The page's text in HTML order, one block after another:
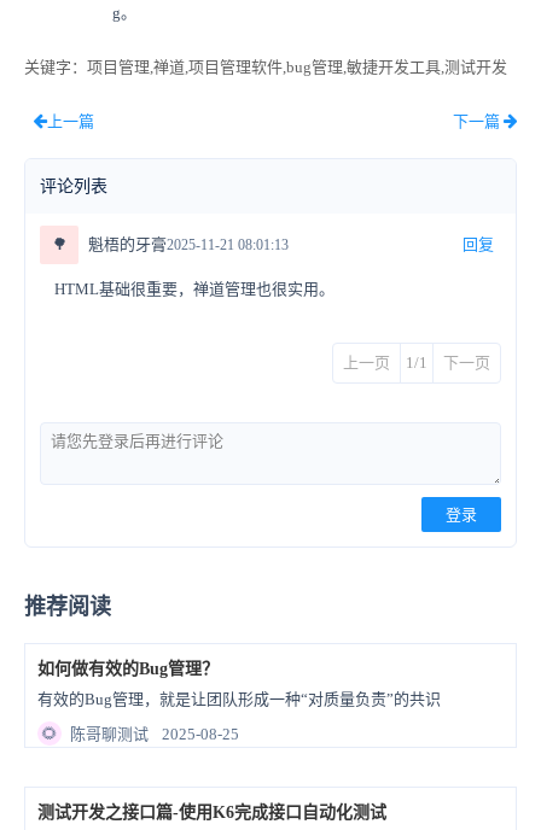
g。
关键字 ：项目管理,禅道,项目管理软件,bug管理,敏捷开发工具,测试开发
上一篇 下一篇
评论列表
🌳 魁梧的牙膏2025-11-21 08:01:13 回复
HTML基础很重要，禅道管理也很实用。
上一页 1/1 下一页
登录
推荐阅读
如何做有效的Bug管理？
有效的Bug管理，就是让团队形成一种“对质量负责”的共识
🌻
陈哥聊测试 2025-08-25
测试开发之接口篇-使用K6完成接口自动化测试